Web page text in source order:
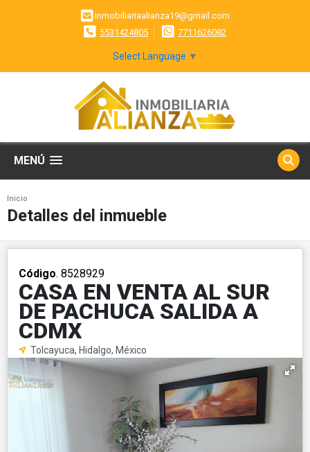
inmobiliariaalianza19@gmail.com
5531424805
7711626082
Select Language ▼
MENÚ
Inicio
Detalles del inmueble
Código. 8528929
CASA EN VENTA AL SUR
DE PACHUCA SALIDA A
CDMX
Tolcayuca, Hidalgo, México